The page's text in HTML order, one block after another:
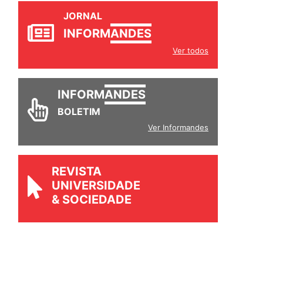
JORNAL
Ver todos
INFORM
Ver Informandes
REVISTA
UNIVERSIDADE